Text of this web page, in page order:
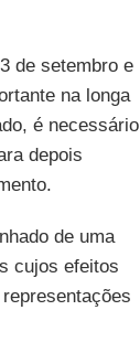
de setembro e
na longa
é necessário
depois
de uma
cujos efeitos